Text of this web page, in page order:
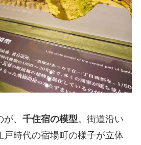
、 千住宿の模型。街道沿い
戸時代の宿場町の様子が立体